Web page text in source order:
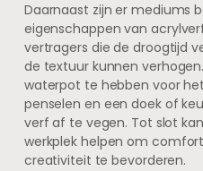
Daarnaast zijn er mediums
eigenschappen van
vertragers die de droogtijd
de textuur kunnen
waterpot te hebben voor
penselen en een doek of
verf af te vegen. Tot slot
werkplek helpen om
creativiteit te bevorderen.